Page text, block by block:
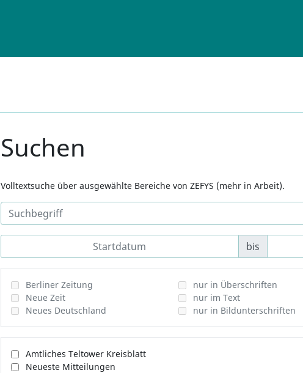
Suchen
Volltextsuche über ausgewählte Bereiche von ZEFYS (mehr in Arbeit).
bis
Berliner Zeitung
Neue Zeit
Neues Deutschland
nur in Überschriften
nur im Text
nur in Bildunterschriften
Amtliches Teltower Kreisblatt
Neueste Mitteilungen